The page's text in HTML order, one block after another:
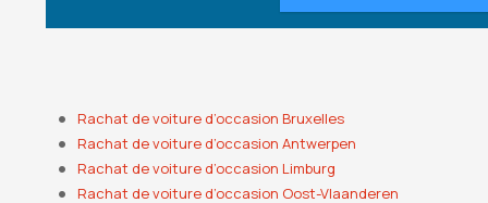
Rachat de voiture d’occasion Bruxelles
Rachat de voiture d’occasion Antwerpen
Rachat de voiture d’occasion Limburg
Rachat de voiture d’occasion Oost-Vlaanderen